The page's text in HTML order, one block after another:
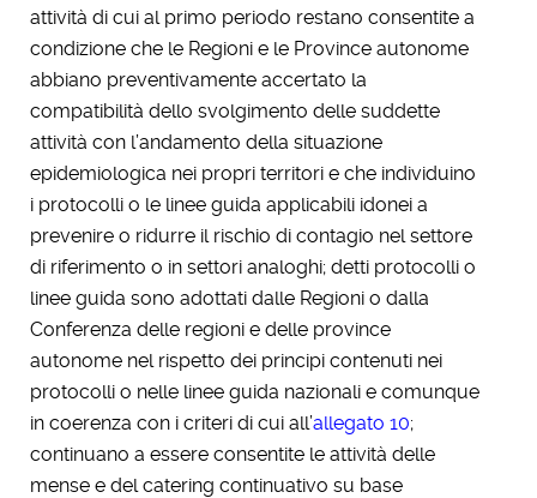
attività di cui al primo periodo restano consentite a
condizione che le Regioni e le Province autonome
abbiano preventivamente accertato la
compatibilità dello svolgimento delle suddette
attività con l’andamento della situazione
epidemiologica nei propri territori e che individuino
i protocolli o le linee guida applicabili idonei a
prevenire o ridurre il rischio di contagio nel settore
di riferimento o in settori analoghi; detti protocolli o
linee guida sono adottati dalle Regioni o dalla
Conferenza delle regioni e delle province
autonome nel rispetto dei principi contenuti nei
protocolli o nelle linee guida nazionali e comunque
in coerenza con i criteri di cui all’allegato 10;
continuano a essere consentite le attività delle
mense e del catering continuativo su base